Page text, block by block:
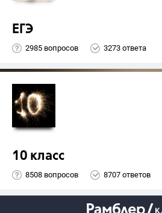
ЕГЭ
2985 вопросов 3273 ответа
10 класс
8508 вопросов 8707 ответов